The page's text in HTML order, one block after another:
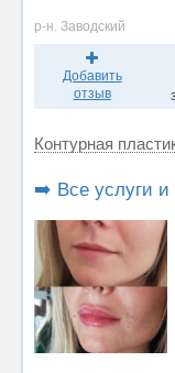
р-н. Заводский
Добавить
отзыв
Контурная
➡️ Все услуги и